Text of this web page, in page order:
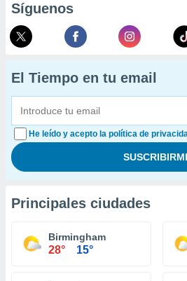
Síguenos
El Tiempo en tu email
He leído y acepto la política de
Principales ciudades
Birmingham
28° 15°